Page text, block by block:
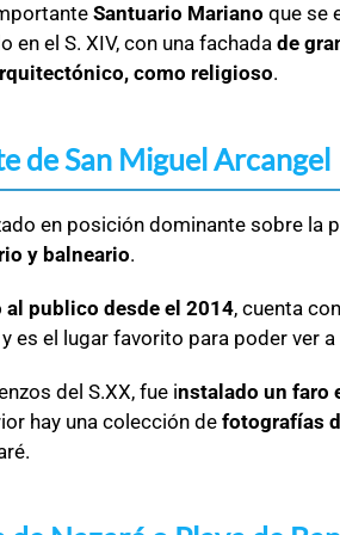
Santuario Mariano que se
en el S. XIV, con una fachada de
como religioso.
de San Miguel Arcangel
en posición dominante sobre la
y balneario.
al publico desde el 2014, cuenta
y es el lugar favorito para poder ver
del S.XX, fue instalado un faro
hay una colección de fotografías